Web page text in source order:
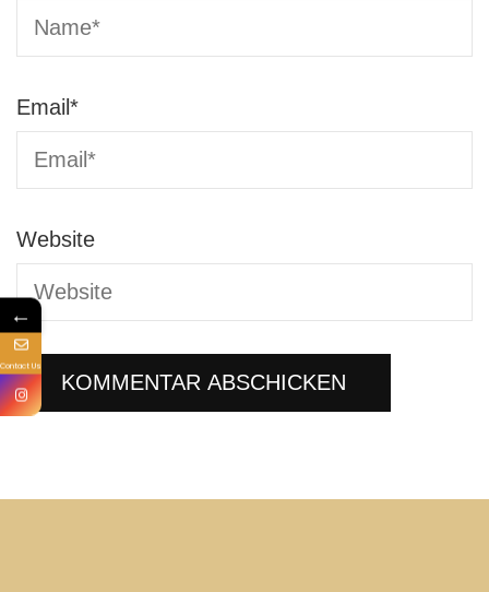
Email*
Website
←
Contact Us